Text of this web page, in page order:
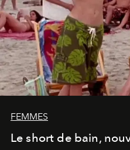
FEMMES
Le short de bain,